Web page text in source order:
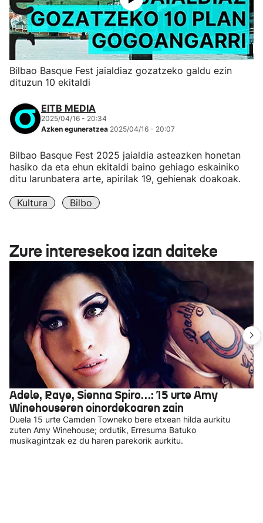
Bilbao Basque Fest jaialdiaz gozatzeko galdu ezin
dituzun 10 ekitaldi
EITB MEDIA
2025/04/16 - 20:34
Azken eguneratzea 2025/04/16 - 20:07
Bilbao Basque Fest 2025 jaialdia asteazken honetan
hasiko da eta ehun ekitaldi baino gehiago eskainiko
ditu larunbatera arte, apirilak 19, gehienak doakoak.
Kultura Bilbo
Zure interesekoa izan daiteke
Adele, Raye, Sienna Spiro…: 15 urte Amy
Winehouseren oinordekoaren zain
Duela 15 urte Camden Towneko bere etxean hilda aurkitu
zuten Amy Winehouse; ordutik, Erresuma Batuko
musikagintzak ez du haren parekorik aurkitu.